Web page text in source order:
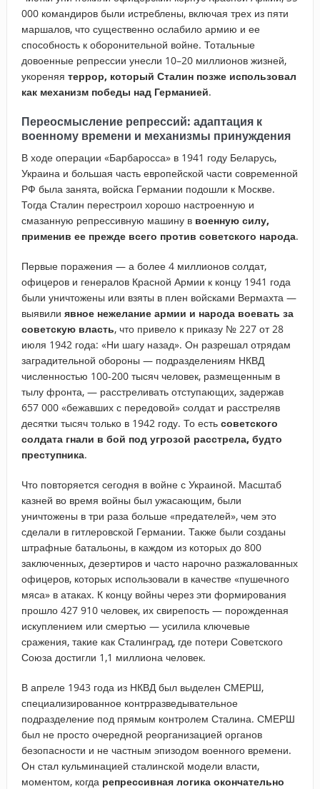
000 командиров были истреблены, включая трех из пяти
маршалов, что существенно ослабило армию и ее
способность к оборонительной войне. Тотальные
довоенные репрессии унесли 10–20 миллионов жизней,
укореняя террор, который Сталин позже использовал
как механизм победы над Германией.
Переосмысление репрессий: адаптация к
военному времени и механизмы принуждения
В ходе операции «Барбаросса» в 1941 году Беларусь,
Украина и большая часть европейской части современной
РФ была занята, войска Германии подошли к Москве.
Тогда Сталин перестроил хорошо настроенную и
смазанную репрессивную машину в военную силу,
применив ее прежде всего против советского народа.
Первые поражения — а более 4 миллионов солдат,
офицеров и генералов Красной Армии к концу 1941 года
были уничтожены или взяты в плен войсками Вермахта —
выявили явное нежелание армии и народа воевать за
советскую власть, что привело к приказу № 227 от 28
июля 1942 года: «Ни шагу назад». Он разрешал отрядам
заградительной обороны — подразделениям НКВД
численностью 100-200 тысяч человек, размещенным в
тылу фронта, — расстреливать отступающих, задержав
657 000 «бежавших с передовой» солдат и расстреляв
десятки тысяч только в 1942 году. То есть советского
солдата гнали в бой под угрозой расстрела, будто
преступника.
Что повторяется сегодня в войне с Украиной. Масштаб
казней во время войны был ужасающим, были
уничтожены в три раза больше «предателей», чем это
сделали в гитлеровской Германии. Также были созданы
штрафные батальоны, в каждом из которых до 800
заключенных, дезертиров и часто нарочно разжалованных
офицеров, которых использовали в качестве «пушечного
мяса» в атаках. К концу войны через эти формирования
прошло 427 910 человек, их свирепость — порожденная
искуплением или смертью — усилила ключевые
сражения, такие как Сталинград, где потери Советского
Союза достигли 1,1 миллиона человек.
В апреле 1943 года из НКВД был выделен СМЕРШ,
специализированное контрразведывательное
подразделение под прямым контролем Сталина. СМЕРШ
был не просто очередной реорганизацией органов
безопасности и не частным эпизодом военного времени.
Он стал кульминацией сталинской модели власти,
моментом, когда репрессивная логика окончательно